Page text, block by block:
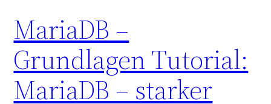
MariaDB –
Grundlagen Tutorial:
MariaDB – starker